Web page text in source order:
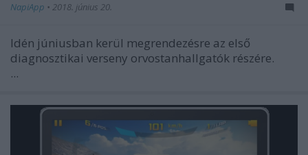
NapiApp • 2018. június 20.
Idén júniusban kerül megrendezésre az első
diagnosztikai verseny orvostanhallgatók részére.
...